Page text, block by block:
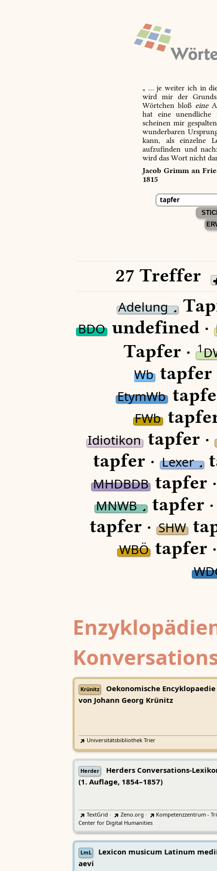
„ … je weiter ich in
wird mir der
Wörtchen bloß eine
hat eine unendliche
scheinen mir
wunderbaren
kann, als einzelne
aufzufinden und
wird das Wort nicht
Jacob Grimm an
1815
27 Treffer
Adelung
BDOundefined ·
Tapfer · 1
Wbtapfer
EtymWb
FWb
Idiotikontapfer ·
tapfer · Lexer
MHDBDBtapfer
MNWB tapfer
tapfer ·SHW
WBÖtapfer
Krünitz
Oekonomische Encyklopaedie
von Johann Georg Krünitz
Universitätsbibliothek Trier
Herder
Herders Conversations-
(1. Auflage, 1854–1857)
TextGrid · Zeno.org ·
Kompetenzzentrum -
Center for Digital Humanities
LmL
Lexicon musicum Latinum
aevi